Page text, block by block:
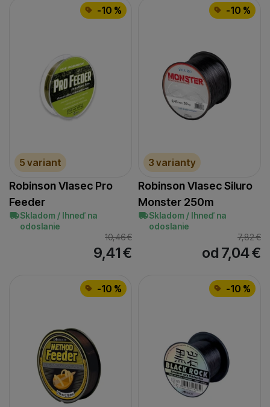
-10 %
5 variant
Robinson Vlasec Pro
Feeder
Skladom / Ihneď na
odoslanie
10,46€
9,41€
-10 %
3 varianty
Robinson Vlasec Siluro
Monster 250m
Skladom / Ihneď na
odoslanie
7,82€
od 7,04€
-10 % -10 %